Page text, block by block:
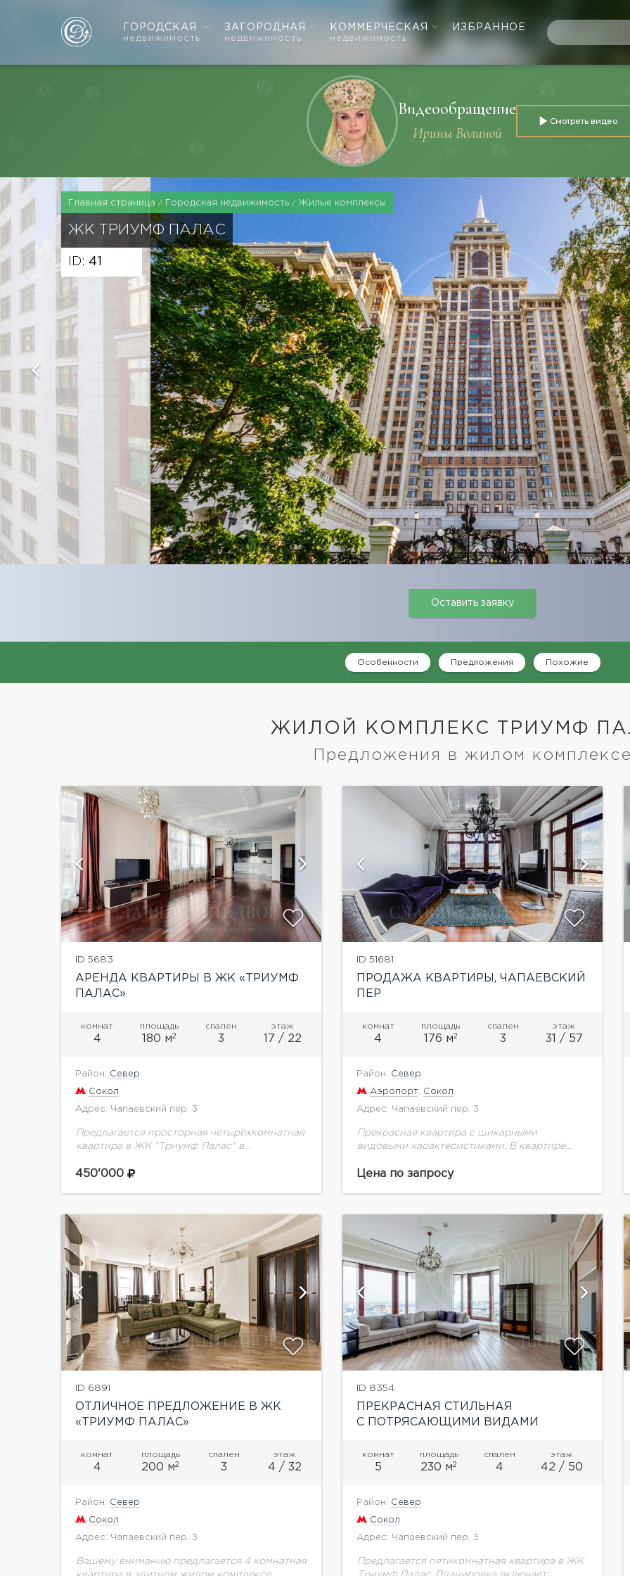
ГОРОДСКАЯ
недвижимость
ЗАГОРОДНАЯ
недвижимость
КОММЕРЧЕСКАЯ
недвижимость
ИЗБРАННОЕ
Видеообращение
Ирины Волиной
Смотреть видео
Главная страница Городская недвижимость Жилые комплексы
ЖК ТРИУМФ ПАЛАС
ID: 41
Оставить заявку
Особенности Предложения Похожие
ЖИЛОЙ КОМПЛЕКС ТРИУМФ
Предложения в жилом комплексе
ID 5683
АРЕНДА КВАРТИРЫ В ЖК «ТРИУМФ
ПАЛАС»
комнат
4
площадь
180 м2
спален
3
этаж
17 / 22
Район: Север
Сокол
Адрес: Чапаевский пер. 3
Предлагается просторная четырёхкомнатная
квартира в ЖК "Триумф Палас" в
кв.м. Планировка: 3 спальни (24, 12, 18 кв.м),
450'000
показать ещё 16 фотографий
ID 51681
ПРОДАЖА КВАРТИРЫ, ЧАПАЕВСКИЙ
ПЕР
комнат
4
площадь
176 м2
спален
3
этаж
31 / 57
Район: Север
Аэропорт, Сокол
Адрес: Чапаевский пер. 3
Прекрасная квартира с шикарными
видовыми характеристиками. В квартире
деко. Планировка продумана до мелочей, и
Цена по запросу
показать ещё 24 фотографии
ID 6891
ОТЛИЧНОЕ ПРЕДЛОЖЕНИЕ В ЖК
«ТРИУМФ ПАЛАС»
комнат
4
площадь
200 м2
спален
3
этаж
4 / 32
Район: Север
Сокол
Адрес: Чапаевский пер. 3
Вашему вниманию предлагается 4 комнатная
показать ещё 25 фотографий
ID 8354
ПРЕКРАСНАЯ СТИЛЬНАЯ
С ПОТРЯСАЮЩИМИ ВИДАМИ
комнат
5
площадь
230 м2
спален
4
этаж
42 / 50
Район: Север
Сокол
Адрес: Чапаевский пер. 3
Предлагается пятикомнатная квартира в ЖК
показать ещё 20 фотографий